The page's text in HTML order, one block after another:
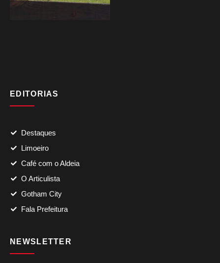
EDITORIAS
Destaques
Limoeiro
Café com o Aldeia
O Articulista
Gotham City
Fala Prefeitura
NEWSLETTER